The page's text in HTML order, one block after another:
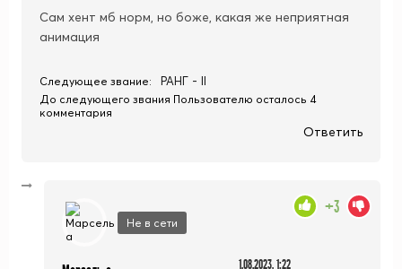
Сам хент мб норм, но боже, какая же неприятная
анимация
Следующее звание: РАНГ - II
До следующего звания Пользователю осталось 4
комментария
Ответить
Не в сети
1.08.2023, 1:22
+3